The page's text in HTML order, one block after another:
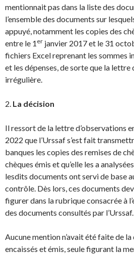
mentionnait pas dans la liste des
l’ensemble des documents sur
appuyé, notamment les copies des
entre le 1 er janvier 2017 et le 31
fichiers Excel reprenant les sommes
et les dépenses, de sorte que la
irrégulière.
2. La décision
Il ressort de la lettre d’observations
2022 que l’Urssaf s’est fait
banques les copies des remises de
chèques émis et qu’elle les a
lesdits documents ont servi de base
contrôle. Dès lors, ces documents
figurer dans la rubrique consacrée à
des documents consultés par l’Urssaf.
Aucune mention n’avait été faite de
encaissés et émis, seule figurant la